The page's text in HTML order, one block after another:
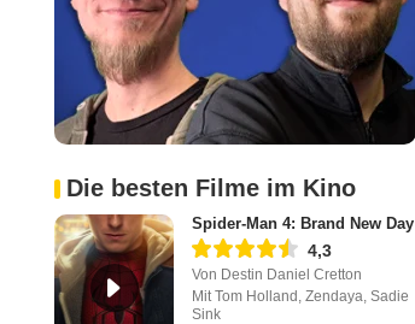
Die besten Filme im Kino
Spider-Man 4: Brand New Day
4,3
Von Destin Daniel Cretton
Mit Tom Holland, Zendaya, Sadie
Sink